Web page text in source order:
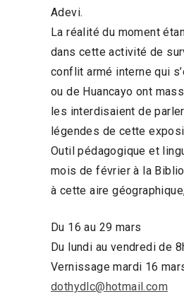
Adevi.
La réalité du moment
dans cette activité de
conflit armé interne qui
ou de Huancayo ont
les interdisaient de
légendes de cette
Outil pédagogique et
mois de février à la
à cette aire
Du 16 au 29 mars
Du lundi au vendredi de
Vernissage mardi 16
dothydlc@hotmail.com